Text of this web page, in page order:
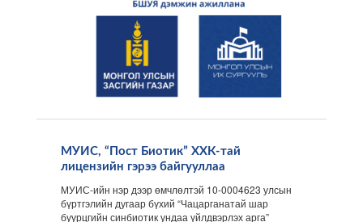
МУИС, “Пост Биотик” ХХК-тай
лицензийн гэрээ байгууллаа
МУИС-ийн нэр дээр өмчлөлтэй 10-0004623 улсын
бүртгэлийн дугаар бүхий “Чацарганатай шар
буурцгийн синбиотик ундаа үйлдвэрлэх арга”